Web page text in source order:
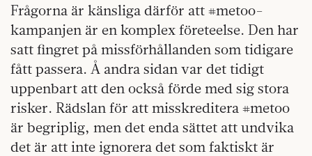
Frågorna är känsliga därför att #metoo-
kampanjen är en komplex företeelse. Den har
satt fingret på missförhållanden som tidigare
fått passera. Å andra sidan var det tidigt
uppenbart att den också förde med sig stora
risker. Rädslan för att misskreditera #metoo
är begriplig, men det enda sättet att undvika
det är att inte ignorera det som faktiskt är